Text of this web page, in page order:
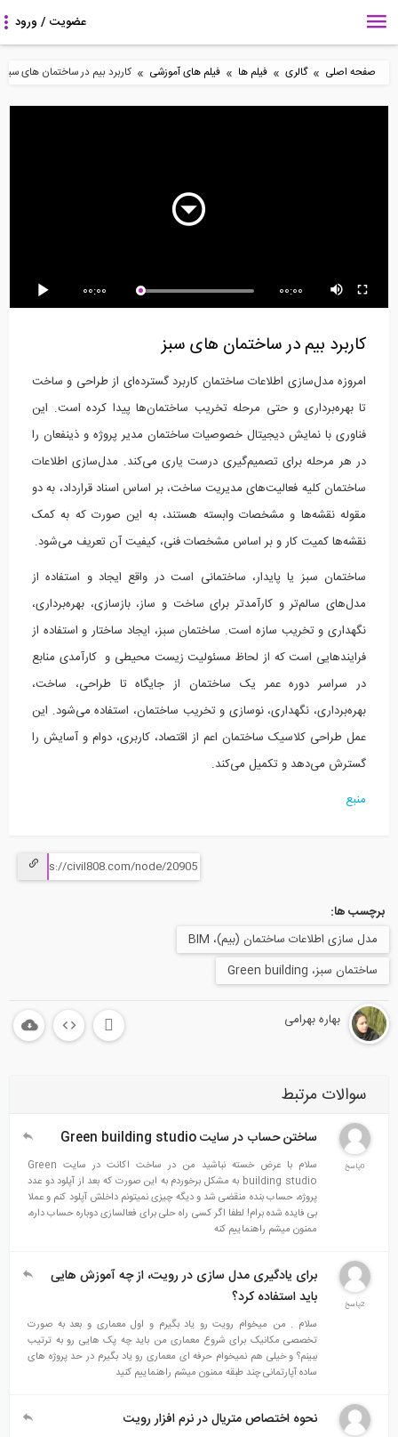
صفحه اصلی » گالری » فیلم ها » فیلم های آموزشی » کاربرد بیم در ساختمان های سبز
مراحل نصب میراگرهای
اصطکاکی دورانی...
4:32
ملاحظات تولید، حمل...
7:12
5:59
00:00 00:00
کاربرد بیم در ساختمان های سبز
امروزه مدل‌سازی اطلاعات ساختمان کاربرد گسترده‌ای از طراحی و ساخت
تا بهره‌برداری و حتی مرحله تخریب ساختمان‌ها پیدا کرده است. این
فناوری با نمایش دیجیتال خصوصیات ساختمان مدیر پروژه و ذینفعان را
در هر مرحله برای تصمیم‌گیری درست یاری می‌کند. مدل‌سازی اطلاعات
ساختمان کلیه فعالیت‌های مدیریت ساخت، بر اساس اسناد قرارداد، به دو
مقوله نقشه‌ها و مشخصات وابسته هستند، به این صورت که به کمک
نقشه‌ها کمیت کار و بر اساس مشخصات فنی، کیفیت آن تعریف می‌شود.
ساختمان سبز یا پایدار، ساختمانی است در واقع ایجاد و استفاده از
مدل‌های سالم‌تر و کارآمدتر برای ساخت و ساز، بازسازی، بهره‌برداری،
نگهداری و تخریب سازه است. ساختمان سبز، ایجاد ساختار و استفاده از
فرایندهایی است که از لحاظ مسئولیت زیست محیطی و کارآمدی منابع
در سراسر دوره عمر یک ساختمان از جایگاه تا طراحی، ساخت،
بهره‌برداری، نگهداری، نوسازی و تخریب ساختمان، استفاده می‌شود. این
عمل طراحی کلاسیک ساختمان اعم از اقتصاد، کاربری، دوام و آسایش را
گسترش می‌دهد و تکمیل می‌کند.
منبع
برچسب ها:
مدل سازی اطلاعات ساختمان (بیم)، BIM
ساختمان سبز، Green building
بهاره بهرامی
سوالات مرتبط
ساختن حساب در سایت Green building studio
سلام با عرض خسته نباشید من در ساخت اکانت در سایت Green
building studio به مشکل برخوردم به این صورت که بعد از آپلود دو عدد
پروژه، حساب بنده منقضی شد و دیگه چیزی نمیتونم داخلش آپلود کنم و عملا
بی فایده شده برام! لطفا اگر کسی راه حلی برای فعالسازی دوباره حساب داره،
ممنون میشم راهنماییم کنه
برای یادگیری مدل سازی در رویت، از چه آموزش هایی
باید استفاده کرد؟
سلام . من میخوام رویت رو یاد بگیرم و اول معماری و بعد به صورت
تخصصی مکانیک برای شروع معماری من باید چه پک هایی رو به ترتیب
ببینم؟ و خیلی هم نمیخوام حرفه ای معماری رو یاد بگیرم در حد پروژه های
ساده آپارتمانی چند طبقه ممنون میشم راهنماییم کنید
نحوه اختصاص متریال در نرم افزار رویت